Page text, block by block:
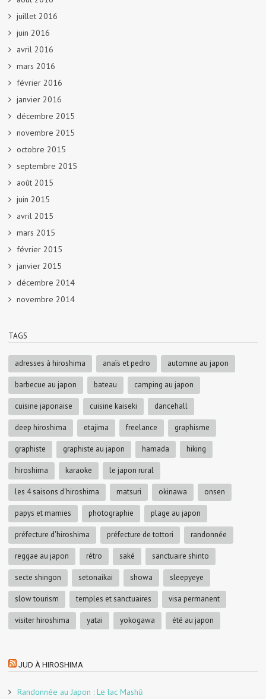
juillet 2016
juin 2016
avril 2016
mars 2016
février 2016
janvier 2016
décembre 2015
novembre 2015
octobre 2015
septembre 2015
août 2015
juin 2015
avril 2015
mars 2015
février 2015
janvier 2015
décembre 2014
novembre 2014
TAGS
adresses à hiroshima anaïs et pedro automne au japon
barbecue au japon bateau camping au japon
cuisine japonaise cuisine kaiseki dancehall
deep hiroshima etajima freelance graphisme
graphiste graphiste au japon hamada hiking
hiroshima karaoke le japon rural
les 4 saisons d'hiroshima matsuri okinawa onsen
papys et mamies photographie plage au japon
préfecture d'hiroshima préfecture de tottori randonnée
reggae au japon rétro saké sanctuaire shinto
secte shingon setonaikai showa sleepyeye
slow tourism temples et sanctuaires visa permanent
visiter hiroshima yatai yokogawa été au japon
JUD À HIROSHIMA
Randonnée au Japon : Le lac Mashū